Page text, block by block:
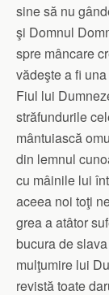
sine să nu
şi Domnul
spre mâncare
vădeşte a fi
Fiul lui
străfundurile
mântuiască
din lemnul
cu mâinile lui
aceea noi toţi
grea a atâtor
bucura de
mulţumire lui
revistă toate